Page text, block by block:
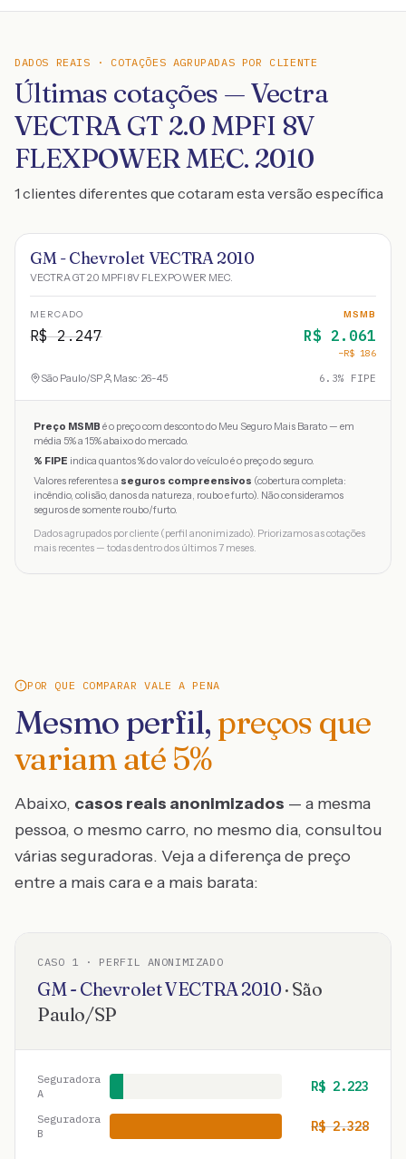
DADOS REAIS · COTAÇÕES AGRUPADAS POR CLIENTE
Últimas cotações — Vectra
VECTRA GT 2.0 MPFI 8V
FLEXPOWER MEC. 2010
1 clientes diferentes que cotaram esta versão específica
GM - Chevrolet VECTRA 2010
VECTRA GT 2.0 MPFI 8V FLEXPOWER MEC.
MERCADO
R$2.247
MSMB
R$ 2.061
−R$ 186
São Paulo/SP Masc · 26-45 6.3% FIPE
Preço MSMB é o preço com desconto do Meu Seguro Mais Barato — em
média 5% a 15% abaixo do mercado.
% FIPE indica quantos % do valor do veículo é o preço do seguro.
Valores referentes a seguros compreensivos (cobertura completa:
incêndio, colisão, danos da natureza, roubo e furto). Não consideramos
seguros de somente roubo/furto.
Dados agrupados por cliente (perfil anonimizado). Priorizamos as cotações
mais recentes — todas dentro dos últimos 7 meses.
POR QUE COMPARAR VALE A PENA
Mesmo perfil, preços que
variam até 5%
Abaixo, casos reais anonimizados — a mesma
pessoa, o mesmo carro, no mesmo dia, consultou
várias seguradoras. Veja a diferença de preço
entre a mais cara e a mais barata:
CASO 1 · PERFIL ANONIMIZADO
GM - ChevroletVECTRA2010· São
Paulo/SP
Seguradora
A
R$ 2.223
Seguradora
B
R$2.328